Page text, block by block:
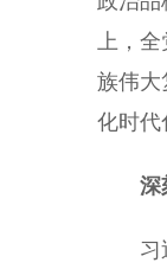
上，全
族伟大
化时代
深
习近